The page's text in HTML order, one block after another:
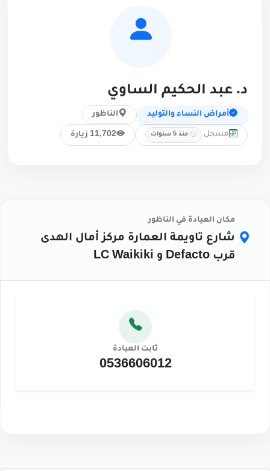
د. عبد الحكيم الساوي
أمراض النساء والتوليد الناظور
مسجل منذ 5 سنوات 11,702 زيارة
مكان العيادة في الناظور
شارع تاويمة العمارة مركز أمال الهدى
قرب Defacto و LC Waikiki
ثابت العيادة
0536606012